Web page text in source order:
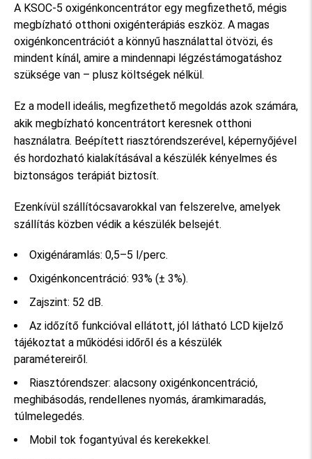
A KSOC-5 oxigénkoncentrátor egy megfizethető, mégis
megbízható otthoni oxigénterápiás eszköz. A magas
oxigénkoncentrációt a könnyű használattal ötvözi, és
mindent kínál, amire a mindennapi légzéstámogatáshoz
szüksége van – plusz költségek nélkül.
Ez a modell ideális, megfizethető megoldás azok számára,
akik megbízható koncentrátort keresnek otthoni
használatra. Beépített riasztórendszerével, képernyőjével
és hordozható kialakításával a készülék kényelmes és
biztonságos terápiát biztosít.
Ezenkívül szállítócsavarokkal van felszerelve, amelyek
szállítás közben védik a készülék belsejét.
Oxigénáramlás: 0,5–5 l/perc.
Oxigénkoncentráció: 93% (± 3%).
Zajszint: 52 dB.
Az időzítő funkcióval ellátott, jól látható LCD kijelző
tájékoztat a működési időről és a készülék
paramétereiről.
Riasztórendszer: alacsony oxigénkoncentráció,
meghibásodás, rendellenes nyomás, áramkimaradás,
túlmelegedés.
Mobil tok fogantyúval és kerekekkel.